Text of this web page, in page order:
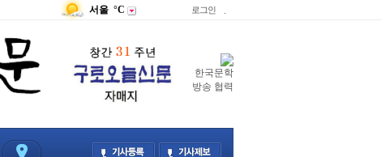
서울 °C 로그인
한국문학
방송 협력